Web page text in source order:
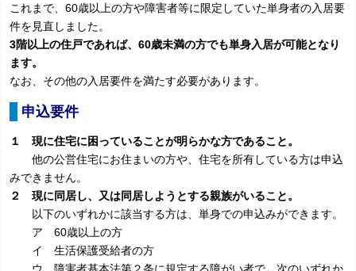
これまで、60歳以上の方や障害者等に限定していた単身者の入居要
件を見直しました。
3階以上の住戸であれば、60歳未満の方でも単身入居が可能となり
ます。
なお、その他の入居要件を満たす必要があります。
申込要件
１ 現に住宅に困っていることが明らかな方であること。
他の公営住宅にお住まいの方や、住宅を所有している方は申込
みできません。
２ 現に同居し、又は同居しようとする親族がいること。
以下のいずれかに該当する方は、単身での申込みができます。
ア 60歳以上の方
イ 生活保護受給者の方